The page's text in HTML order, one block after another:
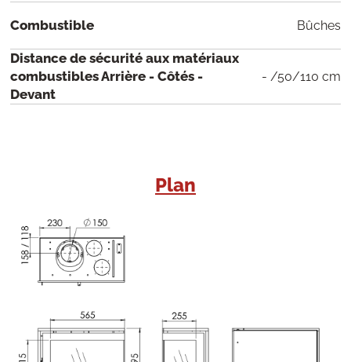
Combustible Bûches
Distance de sécurité aux matériaux
combustibles Arrière - Côtés -
Devant
- /50/110 cm
Plan